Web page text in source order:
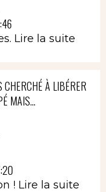
Lire la suite
CHERCHÉ À LIBÉRER
MAIS...
! Lire la suite